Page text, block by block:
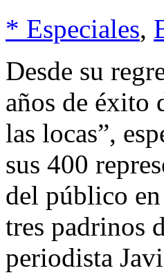
* Especiales,
Desde su
años de éxito
las locas”,
sus 400
del público
tres padrinos
periodista